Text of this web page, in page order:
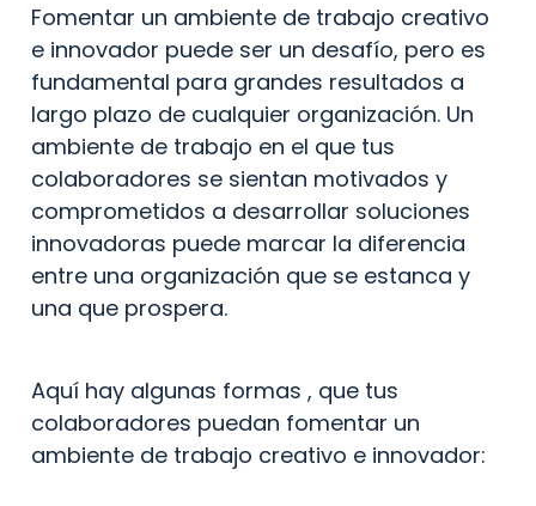
Fomentar un ambiente de trabajo creativo
e innovador puede ser un desafío, pero es
fundamental para grandes resultados a
largo plazo de cualquier organización. Un
ambiente de trabajo en el que tus
colaboradores se sientan motivados y
comprometidos a desarrollar soluciones
innovadoras puede marcar la diferencia
entre una organización que se estanca y
una que prospera.
Aquí hay algunas formas , que tus
colaboradores puedan fomentar un
ambiente de trabajo creativo e innovador: